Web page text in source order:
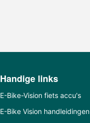
Handige links
E-Bike-Vision fiets accu's
E-Bike Vision handleidingen